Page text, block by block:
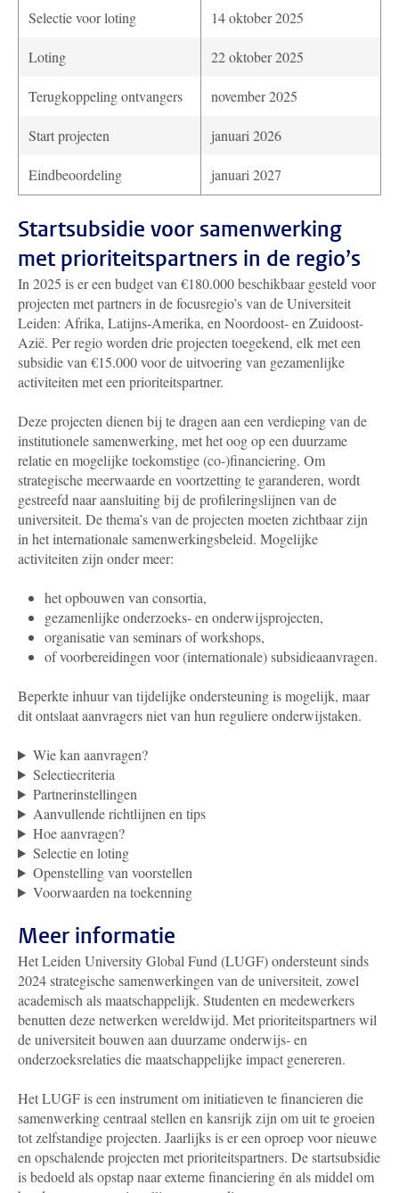
Selectie voor loting 14 oktober 2025
Loting 22 oktober 2025
Terugkoppeling ontvangers november 2025
Start projecten januari 2026
Eindbeoordeling januari 2027
Startsubsidie voor samenwerking
met prioriteitspartners in de regio’s
In 2025 is er een budget van €180.000beschikbaar gesteld voor
projecten met partners in de focusregio’s van de Universiteit
Leiden: Afrika, Latijns-Amerika, en Noordoost- en Zuidoost-
Azië. Per regio worden drie projecten toegekend, elk met een
subsidie van €15.000 voor de uitvoering van gezamenlijke
activiteiten met een prioriteitspartner.
Deze projecten dienen bij te dragen aan een verdieping van de
institutionele samenwerking, met het oog op een duurzame
relatie en mogelijke toekomstige (co-)financiering. Om
strategische meerwaarde en voortzetting te garanderen, wordt
gestreefd naar aansluiting bij de profileringslijnen van de
universiteit. De thema’s van de projecten moeten zichtbaar zijn
in het internationale samenwerkingsbeleid. Mogelijke
activiteiten zijn onder meer:
het opbouwen van consortia,
gezamenlijke onderzoeks- en onderwijsprojecten,
organisatie van seminars of workshops,
of voorbereidingen voor (internationale) subsidieaanvragen.
Beperkte inhuur van tijdelijke ondersteuning is mogelijk, maar
dit ontslaat aanvragers niet van hun reguliere onderwijstaken.
Wie kan aanvragen?
Selectiecriteria
Partnerinstellingen
Aanvullende richtlijnen en tips
Hoe aanvragen?
Selectie en loting
Openstelling van voorstellen
Voorwaarden na toekenning
Meer informatie
Het Leiden University Global Fund (LUGF) ondersteunt sinds
2024 strategische samenwerkingen van de universiteit, zowel
academisch als maatschappelijk. Studenten en medewerkers
benutten deze netwerken wereldwijd. Met prioriteitspartners wil
de universiteit bouwen aan duurzame onderwijs- en
onderzoeksrelaties die maatschappelijke impact genereren.
Het LUGF is een instrument om initiatieven te financieren die
samenwerking centraal stellen en kansrijk zijn om uit te groeien
tot zelfstandige projecten. Jaarlijks is er een oproep voor nieuwe
en opschalende projecten met prioriteitspartners. De startsubsidie
is bedoeld als opstap naar externe financiering én als middel om